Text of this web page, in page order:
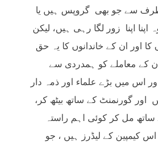
سے جو بھی گروپس ہیں یا
اپنا اپنا زور لگا رہی ہیں، لیکن
کا اور ان کے خاندانوں کا یہ حق
ان کے معاملے کو ہمدردی سے
اس میں بڑے علماء اور ذمہ دار
اور گورنمنٹ کے ساتھ بیٹھ کر،
مل کر کوئی اہم راستہ
اس کیمپین کے لیڈرز ہیں ، جو